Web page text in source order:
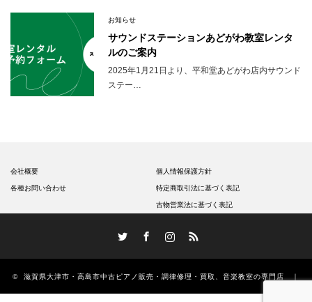
お知らせ
サウンドステーションあどがわ教室レンタ
ルのご案内
2025年1月21日より、平和堂あどがわ店内サウンド
ステー…
会社概要
各種お問い合わせ
個人情報保護方針
特定商取引法に基づく表記
古物営業法に基づく表記
InstagramRSS
© 滋賀県大津市・高島市中古ピアノ販売・調律修理・買取、音楽教室の専門店 ｜